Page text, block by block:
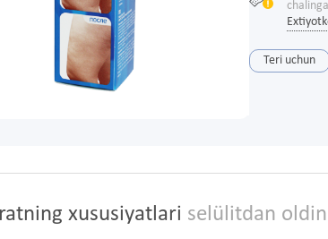
Teri uchun
xususiyatlari selülitdan